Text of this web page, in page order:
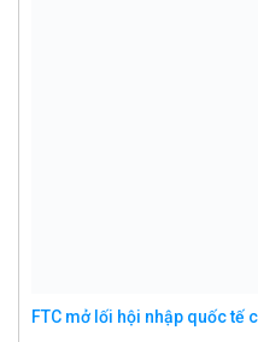
FTC mở lối hội nhập quốc tế